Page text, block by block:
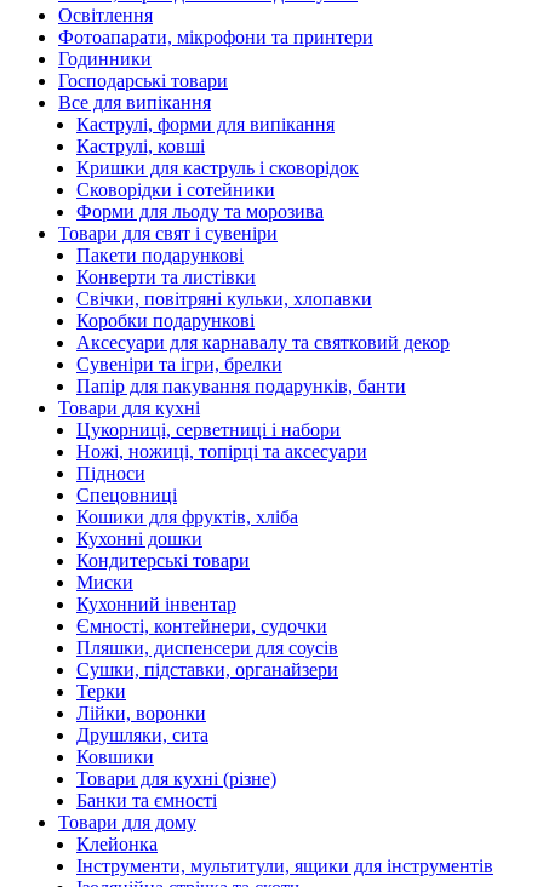
Освітлення
Фотоапарати, мікрофони та принтери
Годинники
Господарські товари
Все для випікання
Каструлі, форми для випікання
Каструлі, ковші
Кришки для каструль і сковорідок
Сковорідки і сотейники
Форми для льоду та морозива
Товари для свят і сувеніри
Пакети подарункові
Конверти та листівки
Свічки, повітряні кульки, хлопавки
Коробки подарункові
Аксесуари для карнавалу та святковий декор
Сувеніри та ігри, брелки
Папір для пакування подарунків, банти
Товари для кухні
Цукорниці, серветниці і набори
Ножі, ножиці, топірці та аксесуари
Підноси
Спецовниці
Кошики для фруктів, хліба
Кухонні дошки
Кондитерські товари
Миски
Кухонний інвентар
Ємності, контейнери, судочки
Пляшки, диспенсери для соусів
Сушки, підставки, органайзери
Терки
Лійки, воронки
Друшляки, сита
Ковшики
Товари для кухні (різне)
Банки та ємності
Товари для дому
Клейонка
Інструменти, мультитули, ящики для інструментів